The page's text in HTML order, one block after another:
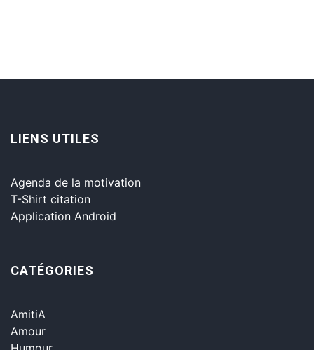
LIENS UTILES
Agenda de la motivation
T-Shirt citation
Application Android
CATÉGORIES
AmitiA
Amour